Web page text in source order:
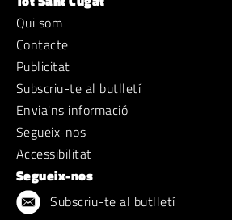
Qui som
Contacte
Publicitat
Subscriu-te al butlletí
Envia'ns informació
Segueix-nos
Accessibilitat
Segueix-nos
Subscriu-te al butlletí